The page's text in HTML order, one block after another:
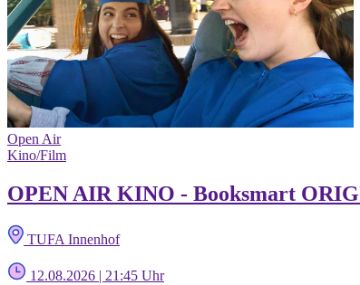
Open Air
Kino/Film
OPEN AIR KINO - Booksmart
TUFA Innenhof
12.08.2026 | 21:45 Uhr